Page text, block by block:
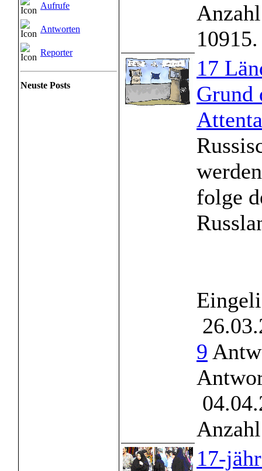
Aufrufe
Antworten
Reporter
Neuste Posts
10915.
17
Grund
folge
9
17-